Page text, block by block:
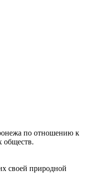
по отношению к
обществ.
своей природной